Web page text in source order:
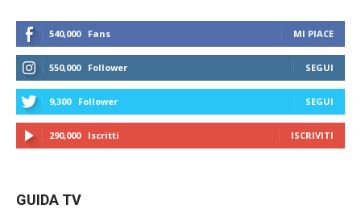
540,000 Fans MI PIACE
550,000 Follower SEGUI
9,300 Follower SEGUI
290,000 Iscritti ISCRIVITI
GUIDA TV